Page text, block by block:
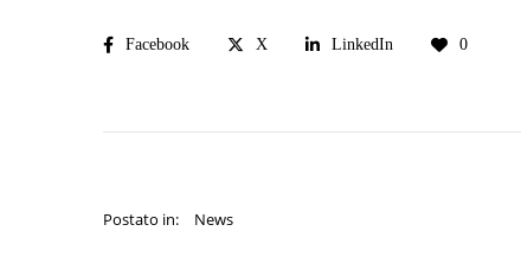
Facebook X LinkedIn 0
Postato in: News